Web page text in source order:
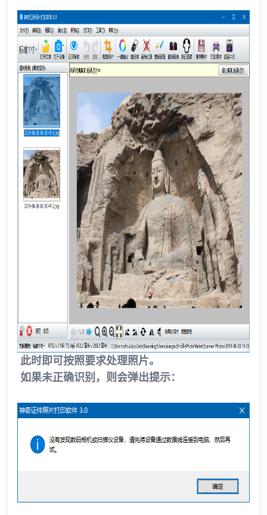
此时即可按照要求处理照片。
如果未正确识别，则会弹出提示：